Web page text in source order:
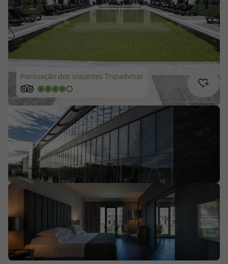
Especialistas
Cheque Viagem
Blog TopViagens
Área de Cliente
Agências
Apoio ao cliente em Portugal
218 925 471
Pontuação dos viajantes Tripadvisor